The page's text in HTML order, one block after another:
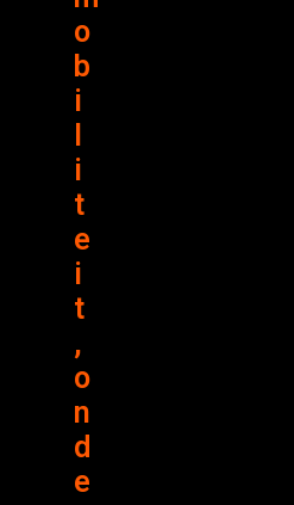
o
b
i
l
i
t
e
i
t
,
o
n
d
e